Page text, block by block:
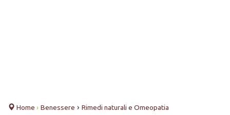
Home › Benessere › Rimedi naturali e Omeopatia